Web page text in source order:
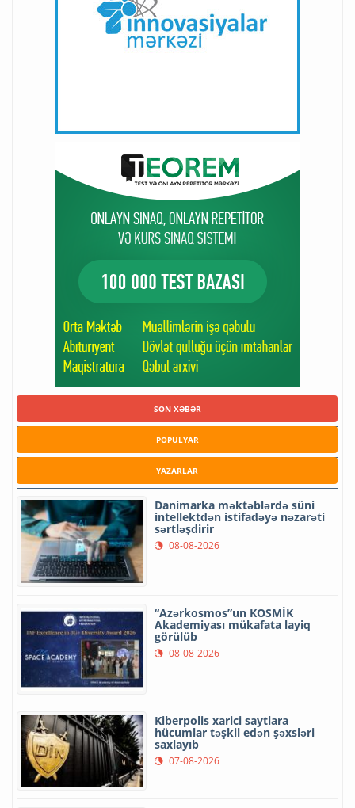
SON XƏBƏR
POPULYAR
YAZARLAR
Danimarka məktəblərdə süni
intellektdən istifadəyə nəzarəti
sərtləşdirir
08-08-2026
“Azərkosmos”un KOSMİK
Akademiyası mükafata layiq
görülüb
08-08-2026
Kiberpolis xarici saytlara
hücumlar təşkil edən şəxsləri
saxlayıb
07-08-2026